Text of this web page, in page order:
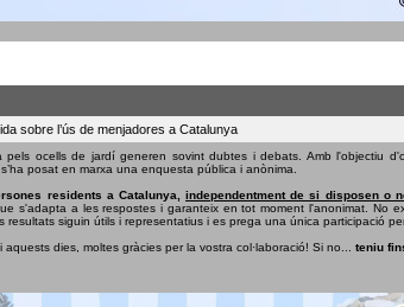
sobre l’ús de menjadores a Catalunya
pels ocells de jardí generen sovint dubtes i debats. Amb l'objectiu
posat en marxa una enquesta pública i anònima.
residents a Catalunya,independentment de si disposen o
s'adapta a les respostes i garanteix en tot moment l'anonimat. No
resultats siguin útils i representatius i es prega una única participació
dies, moltes gràcies per la vostra col·laboració! Si no... teniu